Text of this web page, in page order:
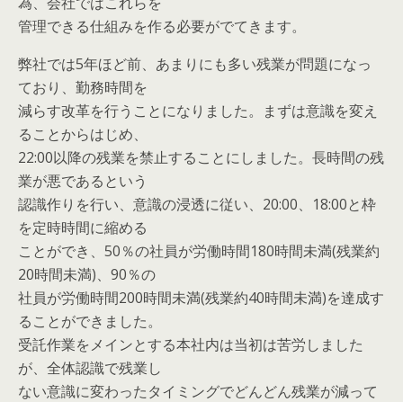
管理できる仕組みを作る必要がでてきます。
弊社では5年ほど前、あまりにも多い残業が問題になっ
ており、勤務時間を
減らす改革を行うことになりました。まずは意識を変え
ることからはじめ、
22:00以降の残業を禁止することにしました。長時間の残
業が悪であるという
認識作りを行い、意識の浸透に従い、20:00、18:00と枠
を定時時間に縮める
ことができ、50％の社員が労働時間180時間未満(残業約
20時間未満)、90％の
社員が労働時間200時間未満(残業約40時間未満)を達成す
ることができました。
受託作業をメインとする本社内は当初は苦労しました
が、全体認識で残業し
ない意識に変わったタイミングでどんどん残業が減って